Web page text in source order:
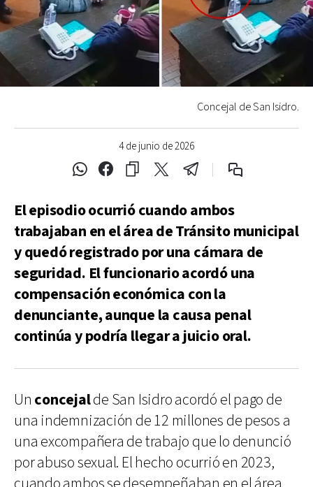
4 de junio de 2026
Concejal de San Isidro.
El episodio ocurrió cuando ambos
trabajaban en el área de Tránsito municipal
y quedó registrado por una cámara de
seguridad. El funcionario acordó una
compensación económica con la
denunciante, aunque la causa penal
continúa y podría llegar a juicio oral.
Un concejalde San Isidro acordó el pago de
una indemnización de 12 millones de pesos a
una excompañera de trabajo que lo denunció
por abuso sexual. El hecho ocurrió en 2023,